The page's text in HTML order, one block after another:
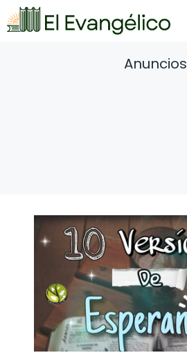
Saltar
al
Anuncios